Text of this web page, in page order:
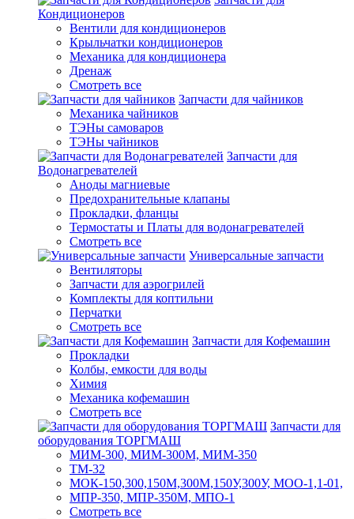
Кондиционеров
Вентили для кондиционеров
Крыльчатки кондиционеров
Механика для кондиционера
Дренаж
Смотреть все
Запчасти для чайников
Механика чайников
ТЭНы самоваров
ТЭНы чайников
Запчасти для
Водонагревателей
Аноды магниевые
Предохранительные клапаны
Прокладки, фланцы
Термостаты и Платы для водонагревателей
Смотреть все
Универсальные запчасти
Вентиляторы
Запчасти для аэрогрилей
Комплекты для коптильни
Перчатки
Смотреть все
Запчасти для Кофемашин
Прокладки
Колбы, емкости для воды
Химия
Механика кофемашин
Смотреть все
Запчасти для
оборудования ТОРГМАШ
МИМ-300, МИМ-300М, МИМ-350
ТМ-32
МОК-150,300,150М,300М,150У,300У, МОО-1,1-01,
МПР-350, МПР-350М, МПО-1
Смотреть все